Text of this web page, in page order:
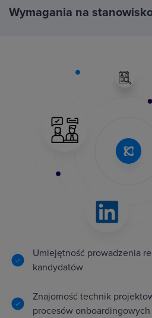
Wymagania na
Umiejętność prowadzenia
kandydatów
Znajomość technik
procesów onboardingowych